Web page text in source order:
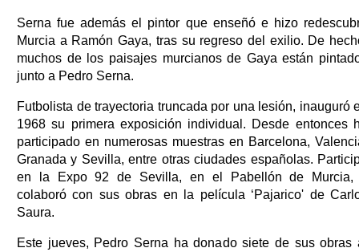
Serna fue además el pintor que enseñó e hizo
Murcia a Ramón Gaya, tras su regreso del exilio. De
muchos de los paisajes murcianos de Gaya están
junto a Pedro Serna.
Futbolista de trayectoria truncada por una lesión, inauguró
1968 su primera exposición individual. Desde entonces
participado en numerosas muestras en Barcelona,
Granada y Sevilla, entre otras ciudades españolas.
en la Expo 92 de Sevilla, en el Pabellón de Murcia,
colaboró con sus obras en la película ‘Pajarico' de
Saura.
Este jueves, Pedro Serna ha donado siete de sus obras